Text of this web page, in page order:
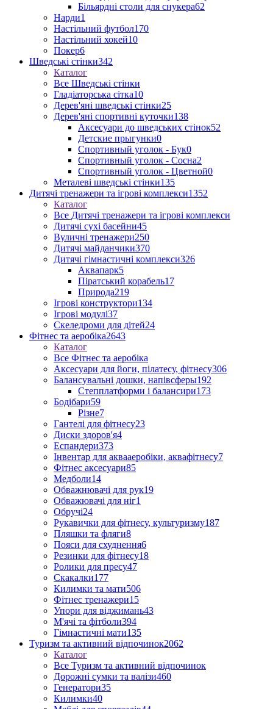
Більярдні столи для снукера62
Нарди1
Настільний футбол170
Настільний хокей10
Покер6
Шведські стінки342
Каталог
Все Шведські стінки
Гладіаторська сітка10
Дерев'яні шведські стінки25
Дерев'яні спортивні куточки138
Аксесуари до шведських стінок52
Детские прыгунки0
Спортивный уголок - Бук0
Спортивный уголок - Сосна2
Спортивный уголок - Цветной0
Металеві шведські стінки135
Дитячі тренажери та ігрові комплекси1352
Каталог
Все Дитячі тренажери та ігрові комплекси
Дитячі сухі басейни45
Вуличні тренажери250
Дитячі майданчики370
Дитячі гімнастичні комплекси326
Аквапарк5
Піратський корабель17
Природа219
Ігрові конструктори134
Ігрові модулі37
Скеледроми для дітей24
Фітнес та аеробіка2643
Каталог
Все Фітнес та аеробіка
Аксесуари для йоги, пілатесу, фітнесу306
Балансувальні дошки, напівсферы192
Степплатформи і балансири173
Бодібари59
Різне7
Гантелі для фітнесу23
Диски здоров'я4
Еспандери373
Інвентар для аквааеробіки, аквафітнесу7
Фітнес аксесуари85
Медболи14
Обважнювачі для рук19
Обважювачі для ніг1
Обручі24
Рукавички для фітнесу, культуризму187
Пляшки та фляги8
Пояси для схуднення6
Резинки для фітнесу18
Ролики для пресу47
Скакалки177
Килимки та мати506
Фітнес тренажери15
Упори для віджимань43
М'ячі та фітболи394
Гімнастичні мати135
Туризм та активний відпочинок2062
Каталог
Все Туризм та активний відпочинок
Дорожні сумки та валізи460
Генератори35
Килимки40